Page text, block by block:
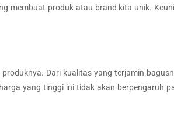
membuat produk atau brand kita unik.
Dari kualitas yang terjamin
yang tinggi ini tidak akan berpengaruh